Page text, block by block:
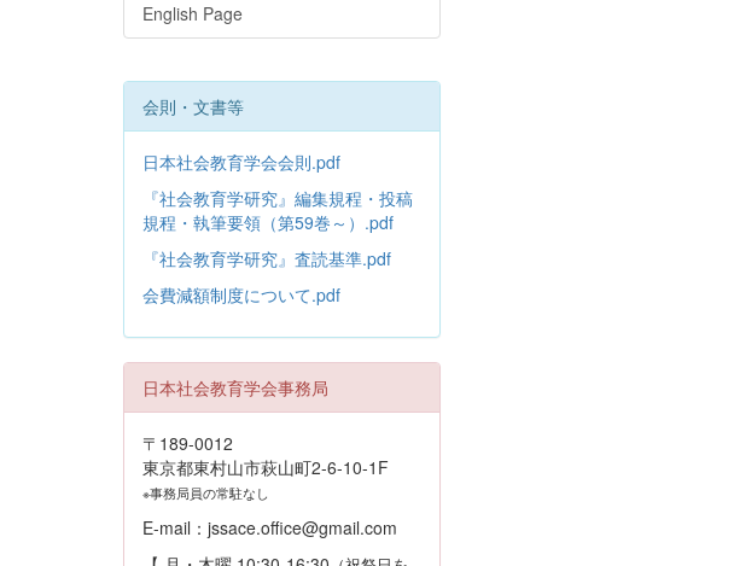
English Page
会則・文書等
日本社会教育学会会則.pdf
『社会教育学研究』編集規程・投稿
規程・執筆要領（第59巻～）.pdf
『社会教育学研究』査読基準.pdf
会費減額制度について.pdf
日本社会教育学会事務局
〒189-0012
東京都東村山市萩山町2-6-10-1F
※事務局員の常駐なし
E-mail：jssace.office@gmail.com